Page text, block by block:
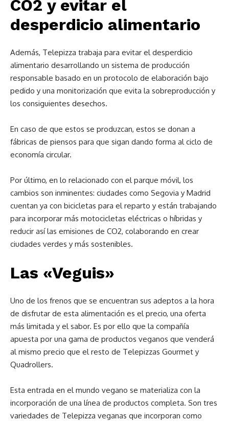
CO2 y evitar el
desperdicio alimentario
Además, Telepizza trabaja para evitar el desperdicio
alimentario desarrollando un sistema de producción
responsable basado en un protocolo de elaboración bajo
pedido y una monitorización que evita la sobreproducción y
los consiguientes desechos.
En caso de que estos se produzcan, estos se donan a
fábricas de piensos para que sigan dando forma al ciclo de
economía circular.
Por último, en lo relacionado con el parque móvil, los
cambios son inminentes: ciudades como Segovia y Madrid
cuentan ya con bicicletas para el reparto y están trabajando
para incorporar más motocicletas eléctricas o híbridas y
reducir así las emisiones de CO2, colaborando en crear
ciudades verdes y más sostenibles.
Las «Veguis»
Uno de los frenos que se encuentran sus adeptos a la hora
de disfrutar de esta alimentación es el precio, una oferta
más limitada y el sabor. Es por ello que la compañía
apuesta por una gama de productos veganos que venderá
al mismo precio que el resto de Telepizzas Gourmet y
Quadrollers.
Esta entrada en el mundo vegano se materializa con la
incorporación de una línea de productos completa. Son tres
variedades de Telepizza veganas que incorporan como